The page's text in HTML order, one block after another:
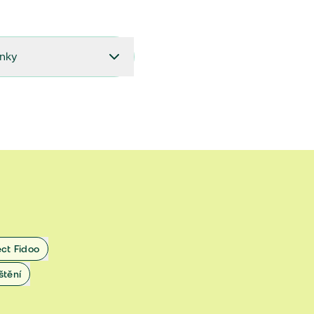
do 31.10.2022
do 8.7.2020
do 31.10.2019
Fidoo